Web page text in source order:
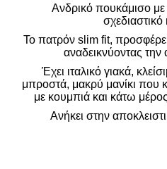
Ανδρικό πουκάμισο
Το πατρόν slim fit,
αναδεικνύοντας την
Έχει ιταλικό γιακά,
μπροστά, μακρύ μανίκι που
με κουμπιά και κάτω
Ανήκει στην